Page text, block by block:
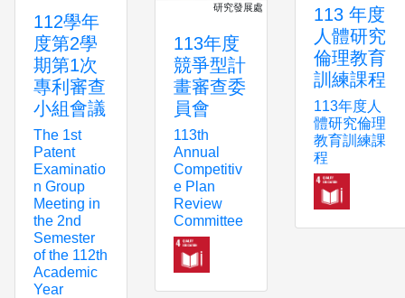
112學年
度第2學
期第1次
專利審查
小組會議
The 1st
Patent
Examinatio
n Group
Meeting in
the 2nd
Semester
of the 112th
Academic
Year
研究發展處
113年度
競爭型計
畫審查委
員會
113th
Annual
Competitiv
e Plan
Review
Committee
113 年度
人體研究
倫理教育
訓練課程
113年度人
體研究倫理
教育訓練課
程